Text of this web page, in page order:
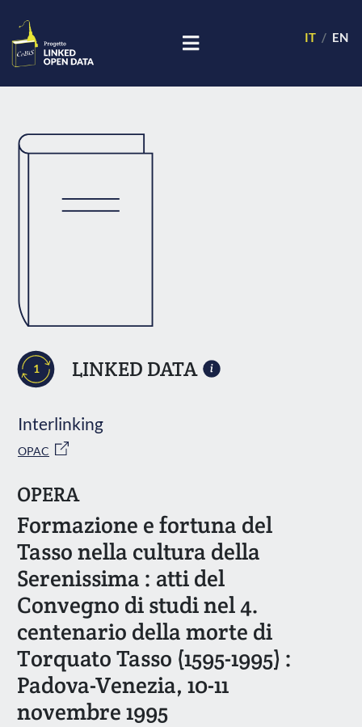
IT EN
1 LINKED DATA
Interlinking
OPAC
OPERA
Formazione e fortuna del
Tasso nella cultura della
Serenissima : atti del
Convegno di studi nel 4.
centenario della morte di
Torquato Tasso (1595-1995) :
Padova-Venezia, 10-11
novembre 1995